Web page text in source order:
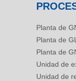
Planta de
Planta de
Planta de
Unidad de
Unidad de